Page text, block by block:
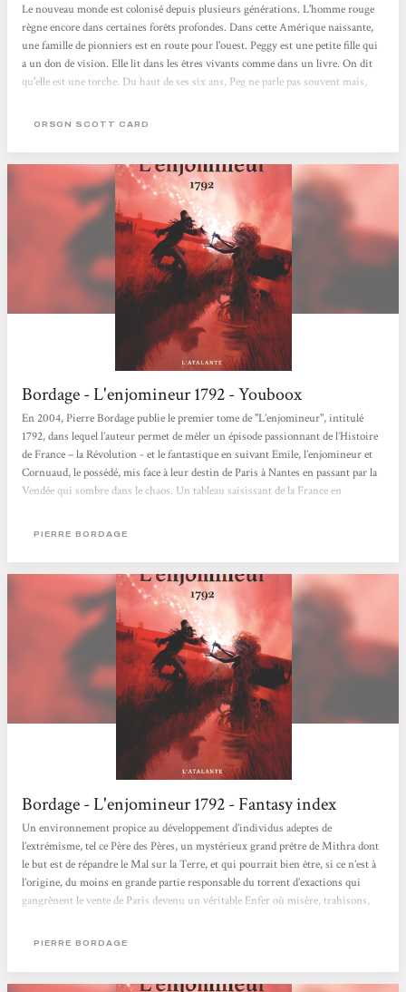
Le nouveau monde est colonisé depuis plusieurs générations. L'homme rouge
règne encore dans certaines forêts profondes. Dans cette Amérique naissante,
une famille de pionniers est en route pour l'ouest. Peggy est une petite fille qui
a un don de vision. Elle lit dans les êtres vivants comme dans un livre. On dit
qu'elle est une torche. Du haut de ses six ans, Peg ne parle pas souvent mais,
avertit qu'une famille se trouve en difficulté au milieu de l'Hatrack, le village se
ORSON SCOTT CARD
Bordage - L'enjomineur 1792 - Youboox
En 2004, Pierre Bordage publie le premier tome de "L’enjomineur", intitulé
1792, dans lequel l’auteur permet de mêler un épisode passionnant de l’Histoire
de France – la Révolution - et le fantastique en suivant Emile, l’enjomineur et
Cornuaud, le possédé, mis face à leur destin de Paris à Nantes en passant par la
Vendée qui sombre dans le chaos. Un tableau saisissant de la France en
ce qui réjouira les habitués de science-fiction autant que les non-initiés....
PIERRE BORDAGE
Bordage - L'enjomineur 1792 - Fantasy index
Un environnement propice au développement d’individus adeptes de
l’extrémisme, tel ce Père des Pères, un mystérieux grand prêtre de Mithra dont
le but est de répandre le Mal sur la Terre, et qui pourrait bien être, si ce n’est à
l’origine, du moins en grande partie responsable du torrent d’exactions qui
gangrènent le vente de Paris devenu un véritable Enfer où misère, trahisons,
d’échapper aux dénonciations arbitraires et à toutes sortes de périls
PIERRE BORDAGE